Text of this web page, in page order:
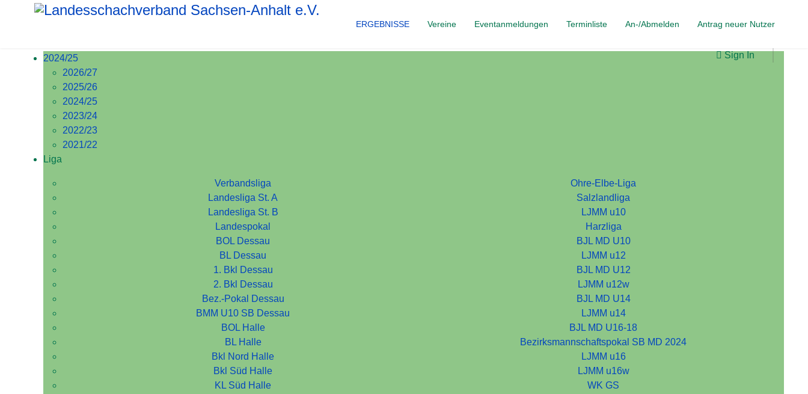
ERGEBNISSE Vereine Eventanmeldungen Terminliste An-/Abmelden Antrag neuer Nutzer
Sign In
2024/25
2026/27
2025/26
2024/25
2023/24
2022/23
2021/22
Liga
Verbandsliga
Ohre-Elbe-Liga
Landesliga St. A
Salzlandliga
Landesliga St. B
LJMM u10
Landespokal
Harzliga
BOL Dessau
BJL MD U10
BL Dessau
LJMM u12
1. Bkl Dessau
BJL MD U12
2. Bkl Dessau
LJMM u12w
Bez.-Pokal Dessau
BJL MD U14
BMM U10 SB Dessau
LJMM u14
BOL Halle
BJL MD U16-18
BL Halle
Bezirksmannschaftspokal SB MD 2024
Bkl Nord Halle
LJMM u16
Bkl Süd Halle
LJMM u16w
KL Süd Halle
WK GS